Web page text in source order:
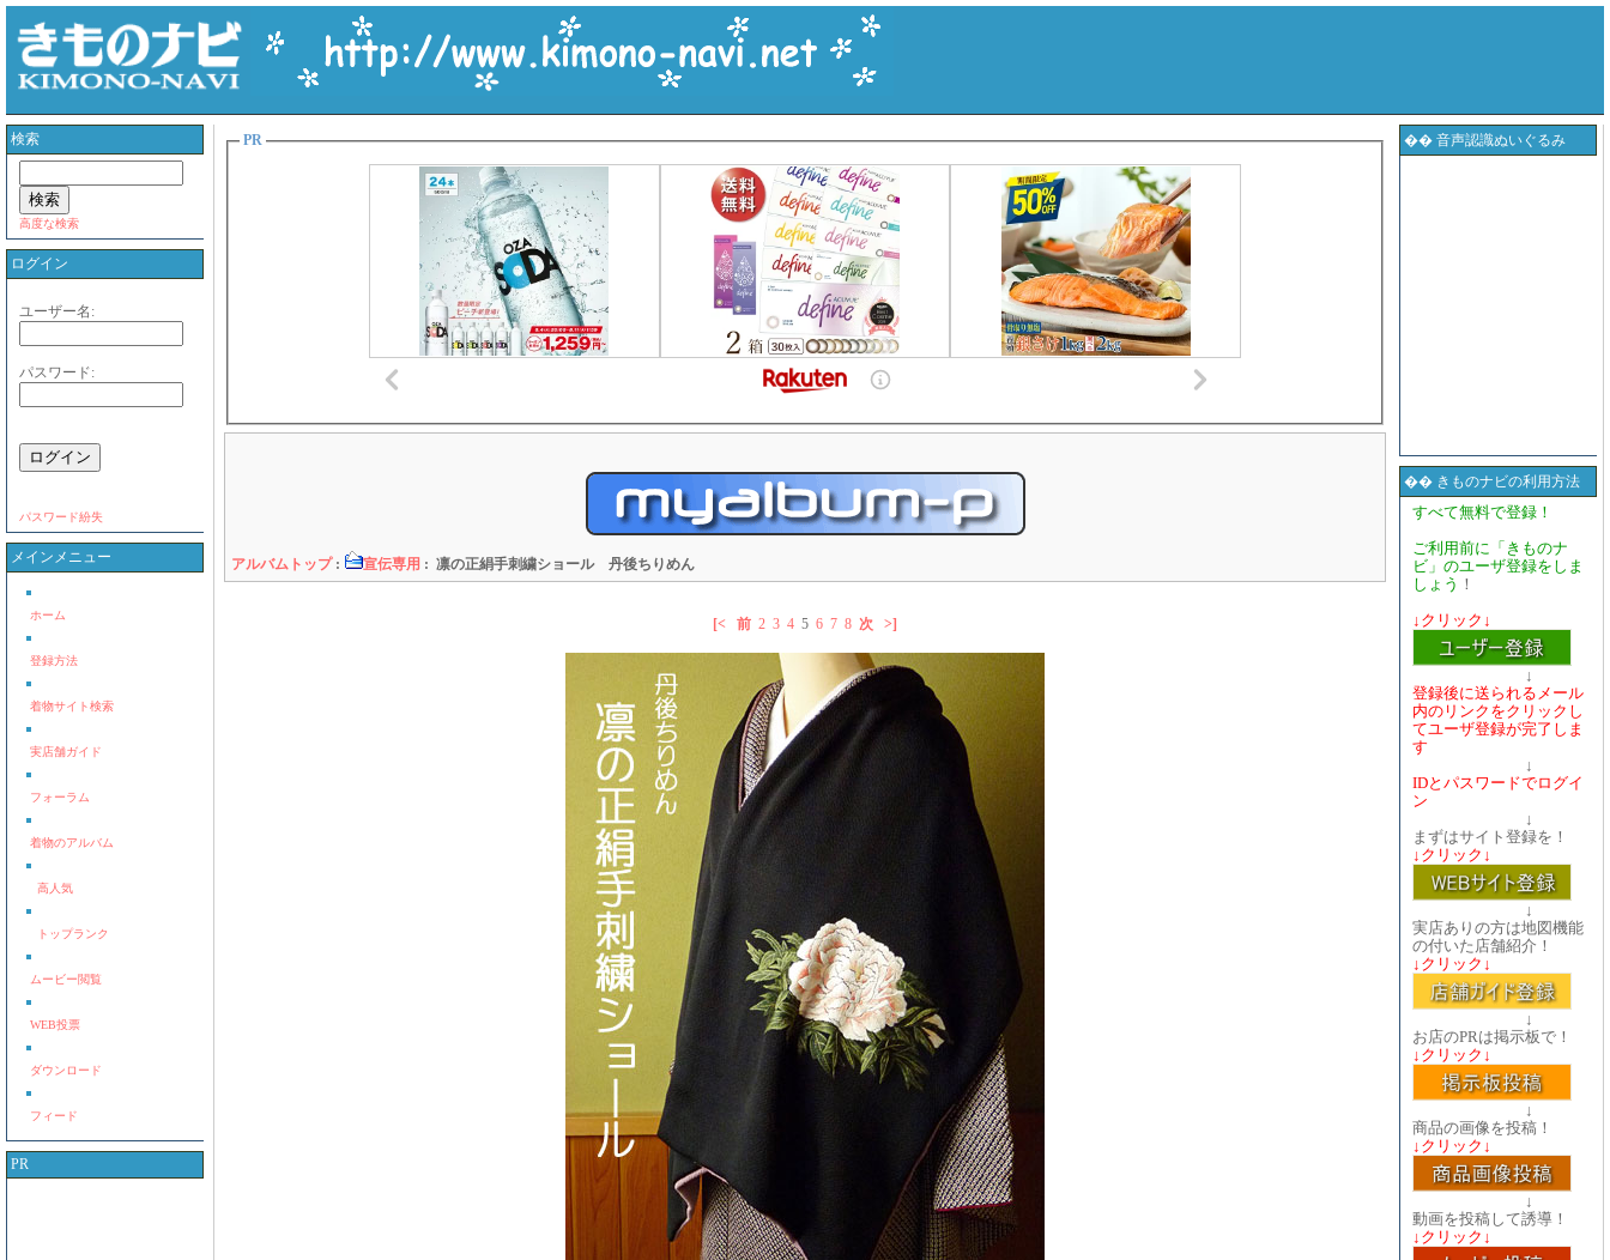
検索
高度な検索
ログイン
ユーザー名:
パスワード:
パスワード紛失
メインメニュー
ホーム
登録方法
着物サイト検索
実店舗ガイド
フォーラム
着物のアルバム
高人気
トップランク
ムービー閲覧
WEB投票
ダウンロード
フィード
PR
PR
アルバムトップ: 宣伝専用 : 凛の正絹手刺繍ショール 丹後ちりめん
[< 前 2 3 4 5 6 7 8 次 >]
�� 音声認識ぬいぐるみ
�� きものナビの利用方法
すべて無料で登録！
ご利用前に「きものナ
ビ」のユーザ登録をしま
しょう ！
↓クリック↓
↓
登録後に送られるメール
内のリンクをクリックし
てユーザ登録が完了しま
す
↓
IDとパスワードでログイ
ン
↓
まずはサイト登録を！
↓クリック↓
↓
実店ありの方は地図機能
の付いた店舗紹介！
↓クリック↓
↓
お店のPRは掲示板で！
↓クリック↓
↓
商品の画像を投稿！
↓クリック↓
↓
動画を投稿して誘導！
↓クリック↓